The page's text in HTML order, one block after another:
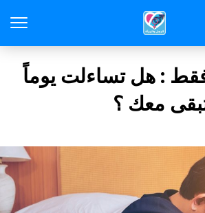
: هل تساءلت يوماً
معك ؟